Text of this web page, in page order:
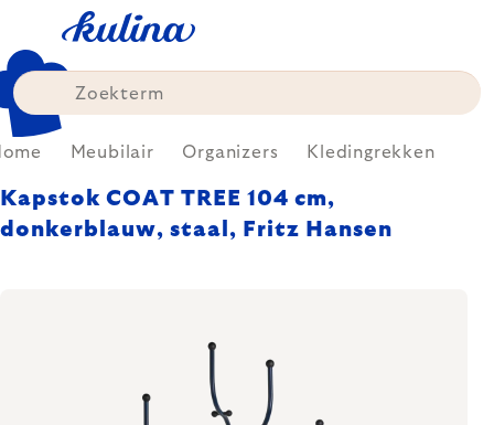
content
Meubilair Organizers Kledingrekken
Kapstok COAT TREE 104 cm,
donkerblauw, staal, Fritz Hansen